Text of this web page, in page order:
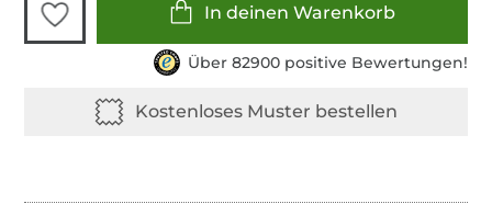
In deinen Warenkorb
Über 82900 positive Bewertungen!